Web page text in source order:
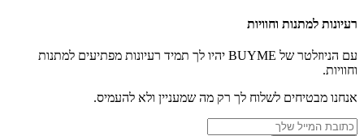
רעיונות למתנות וחוויות
עם הניוזלטר של BUYME יהיו לך תמיד רעיונות מפתיעים למתנות
וחוויות.
אנחנו מבטיחים לשלוח לך רק מה שמעניין ולא להעמיס.